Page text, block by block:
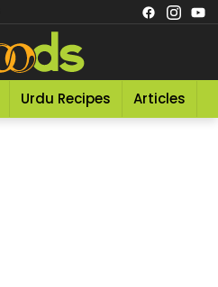
Urdu Recipes Articles